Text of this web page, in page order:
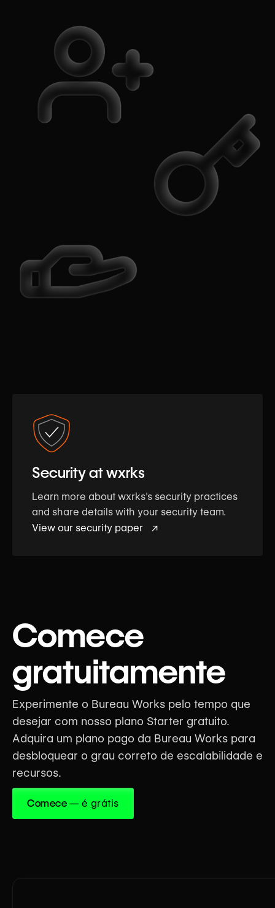
Security at wxrks
Learn more about wxrks’s security practices
and share details with your security team.
View our security paper ↗
Comece
‍gratuitamente
Experimente o Bureau Works pelo tempo que
desejar com nosso plano Starter gratuito.
Adquira um plano pago da Bureau Works para
desbloquear o grau correto de escalabilidade e
recursos.
Comece — é grátis